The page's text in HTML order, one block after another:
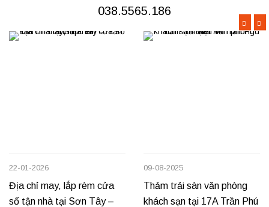
038.5565.186
22-01-2026
Địa chỉ may, lắp rèm cửa
sổ tận nhà tại Sơn Tây –
09-08-2025
Thảm trải sàn văn phòng
khách sạn tại 17A Trần Phú